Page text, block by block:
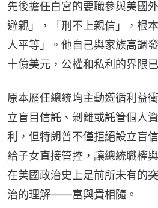
先後擔任白宮的要職參與美國
避親」，「刑不上親信」，根
人平等」。他自己與家族高調
十億美元，公權和私利的界限
原本歷任總統均主動遵循利益
立盲目信託、剝離或託管個人
利，但特朗普不僅拒絕設立盲
給子女直接管控，讓總統職權
在美國政治史上是前所未有的
治的理解——富與貴相隨。